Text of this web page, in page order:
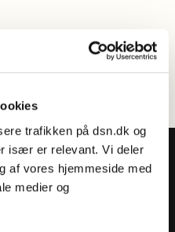
trafikken på dsn.dk og
især er relevant. Vi deler
af vores hjemmeside med
medier og